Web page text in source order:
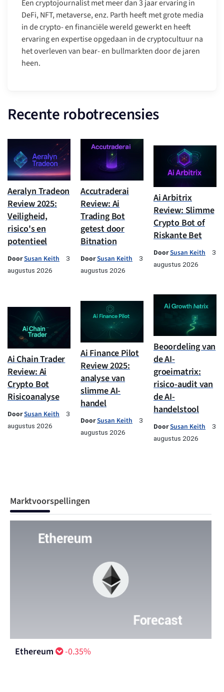
Een cryptojournalist met meer dan 3 jaar ervaring in
DeFi, NFT, metaverse, enz. Parth heeft met grote media
in de crypto- en financiële wereld gewerkt en heeft
ervaring en expertise opgedaan in de cryptocultuur na
het overleven van bear- en bullmarkten door de jaren
heen.
Recente robotrecensies
Aeralyn Tradeon
Review 2025:
Veiligheid,
risico's en
potentieel
DoorSusan Keith
3
augustus 2026
Accutraderai
Review: Ai
Trading Bot
getest door
Bitnation
DoorSusan Keith
3
augustus 2026
Ai Arbitrix
Review: Slimme
Crypto Bot of
Riskante Bet
DoorSusan Keith
3
augustus 2026
Ai Chain Trader
Review: Ai
Crypto Bot
Risicoanalyse
DoorSusan Keith
3
augustus 2026
Ai Finance Pilot
Review 2025:
analyse van
slimme AI-
handel
DoorSusan Keith
3
augustus 2026
Beoordeling van
de AI-
groeimatrix:
risico-audit van
de AI-
handelstool
DoorSusan Keith
3
augustus 2026
Marktvoorspellingen
Ethereum -0.35%